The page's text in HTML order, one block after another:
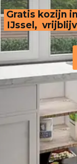
Gratis kozijn
IJssel,